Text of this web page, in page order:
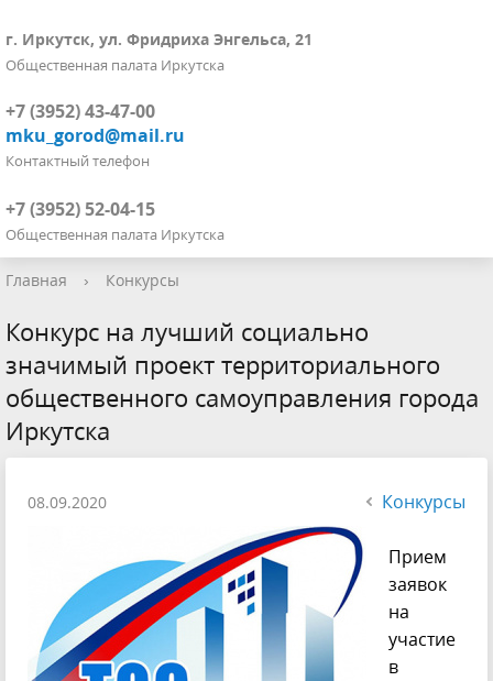
г. Иркутск, ул. Фридриха Энгельса, 21
Общественная палата Иркутска
+7 (3952) 43-47-00
mku_gorod@mail.ru
Контактный телефон
+7 (3952) 52-04-15
Общественная палата Иркутска
Главная › Конкурсы
Конкурс на лучший социально
значимый проект территориального
общественного самоуправления города
Иркутска
08.09.2020 Конкурсы
Прием
заявок
на
участие
в